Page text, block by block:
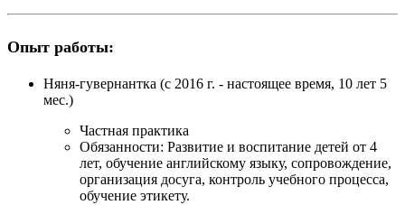
Опыт работы:
Няня-гувернантка (с 2016 г. - настоящее время, 10 лет 5
мес.)
Частная практика
Обязанности: Развитие и воспитание детей от 4
лет, обучение английскому языку, сопровождение,
организация досуга, контроль учебного процесса,
обучение этикету.